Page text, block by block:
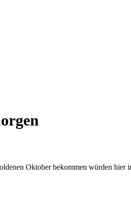
Oktober bekommen würden